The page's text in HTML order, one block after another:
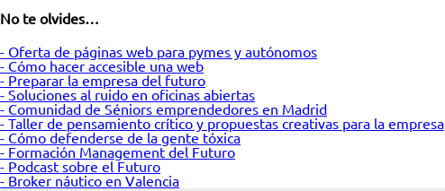
No te olvides…
- Oferta de páginas web para pymes y autónomos
- Cómo hacer accesible una web
- Preparar la empresa del futuro
- Soluciones al ruido en oficinas abiertas
- Comunidad de Séniors emprendedores en Madrid
- Taller de pensamiento crítico y propuestas creativas para la empresa
- Cómo defenderse de la gente tóxica
- Formación Management del Futuro
- Podcast sobre el Futuro
- Broker náutico en Valencia